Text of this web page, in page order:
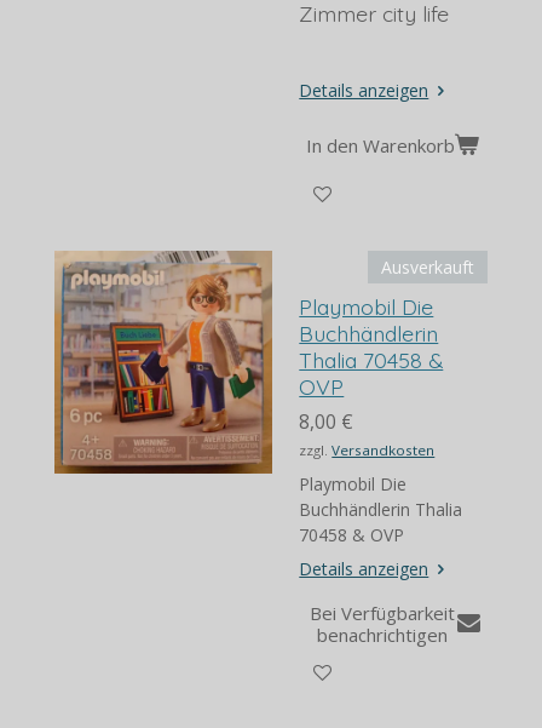
Zimmer city life
Details anzeigen
In den Warenkorb
Ausverkauft
Playmobil Die
Buchhändlerin
Thalia 70458 &
OVP
8,00 €
zzgl.Versandkosten
Playmobil Die
Buchhändlerin Thalia
70458 & OVP
Details anzeigen
Bei Verfügbarkeit
benachrichtigen